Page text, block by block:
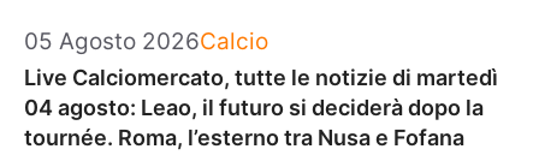
05 Agosto 2026Categorie
Calcio
Live Calciomercato, tutte le notizie di martedì
04 agosto: Leao, il futuro si deciderà dopo la
tournée. Roma, l’esterno tra Nusa e Fofana